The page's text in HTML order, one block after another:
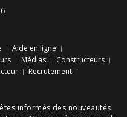
Aide en ligne
Médias
Constructeurs
Recrutement
informés des nouveautés